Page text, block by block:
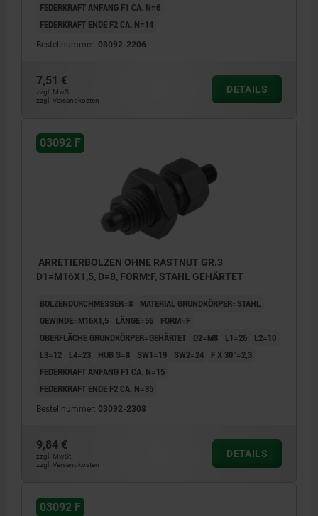
FEDERKRAFT ANFANG F1 CA. N=6
FEDERKRAFT ENDE F2 CA. N=14
Bestellnummer: 03092-2206
7,51 €
zzgl. MwSt.
zzgl. Versandkosten
DETAILS
03092 F
ARRETIERBOLZEN OHNE RASTNUT GR.3
D1=M16X1,5, D=8, FORM:F, STAHL GEHÄRTET
BOLZENDURCHMESSER=8
MATERIAL GRUNDKÖRPER=STAHL
GEWINDE=M16X1,5
LÄNGE=56
FORM=F
OBERFLÄCHE GRUNDKÖRPER=GEHÄRTET
D2=M8 L1=26
L2=10
L3=12
L4=23 HUB S=8 SW1=19 SW2=24
F X 30°=2,3
FEDERKRAFT ANFANG F1 CA. N=15
FEDERKRAFT ENDE F2 CA. N=35
Bestellnummer: 03092-2308
9,84 €
zzgl. MwSt.
zzgl. Versandkosten
DETAILS
03092 F